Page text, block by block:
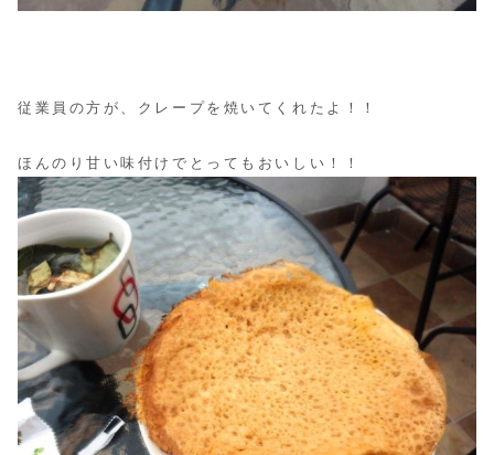
従業員の方が、クレープを焼いてくれたよ！！
ほんのり甘い味付けでとってもおいしい！！